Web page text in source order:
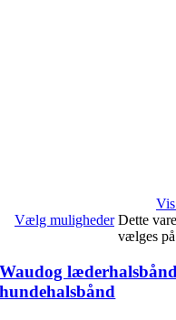
Vælg muligheder Dette
vælges
Waudog
hundehalsbånd